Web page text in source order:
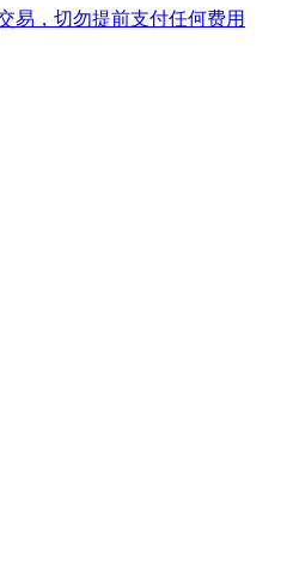
易，切勿提前支付任何费用